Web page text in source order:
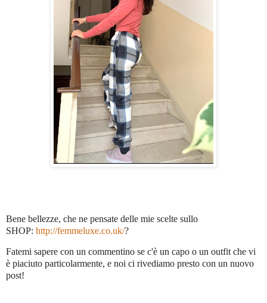
Bene bellezze, che ne pensate delle mie scelte sullo
SHOP: http://femmeluxe.co.uk/?
Fatemi sapere con un commentino se c'è un capo o un outfit che vi
è piaciuto particolarmente, e noi ci rivediamo presto con un nuovo
post!